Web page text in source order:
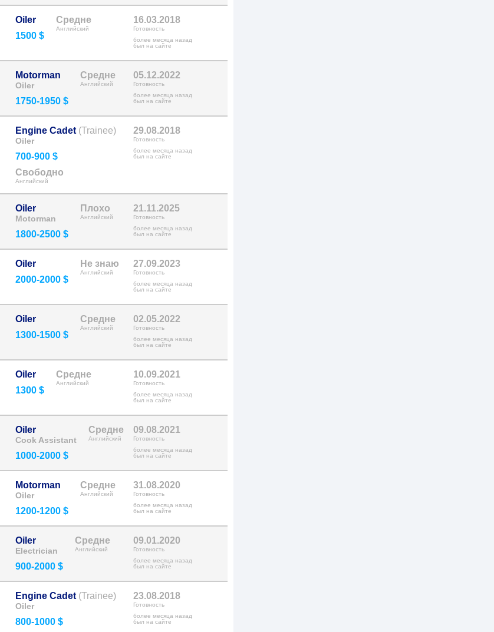
Oiler
1500 $
Средне
Английский
16.03.2018
Готовность
более месяца назад
был на сайте
Motorman
Oiler
1750-1950 $
Средне
Английский
05.12.2022
Готовность
более месяца назад
был на сайте
Engine Cadet (Trainee)
Oiler
700-900 $
Свободно
Английский
29.08.2018
Готовность
более месяца назад
был на сайте
Oiler
Motorman
1800-2500 $
Плохо
Английский
21.11.2025
Готовность
более месяца назад
был на сайте
Oiler
2000-2000 $
Не знаю
Английский
27.09.2023
Готовность
более месяца назад
был на сайте
Oiler
1300-1500 $
Средне
Английский
02.05.2022
Готовность
более месяца назад
был на сайте
Oiler
1300 $
Средне
Английский
10.09.2021
Готовность
более месяца назад
был на сайте
Oiler
Cook Assistant
1000-2000 $
Средне
Английский
09.08.2021
Готовность
более месяца назад
был на сайте
Motorman
Oiler
1200-1200 $
Средне
Английский
31.08.2020
Готовность
более месяца назад
был на сайте
Oiler
Electrician
900-2000 $
Средне
Английский
09.01.2020
Готовность
более месяца назад
был на сайте
Engine Cadet (Trainee)
Oiler
800-1000 $
23.08.2018
Готовность
более месяца назад
был на сайте